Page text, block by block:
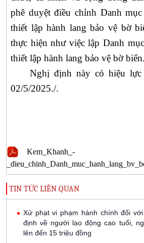
phê duyệt điều chỉnh Danh
thiết lập hành lang bảo vệ bờ
thực hiện như việc lập Danh
thiết lập hành lang bảo vệ bờ biển.
Nghị định này có hiệu
02/5/2025./.
Kem_Khanh_-
TIN TỨC LIÊN QUAN
Xử phạt vi phạm hành chính đối
định về người lao động cao tuổi,
lên đến 15 triệu đồng